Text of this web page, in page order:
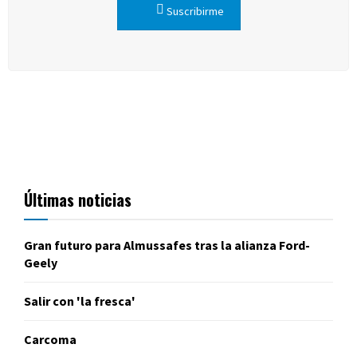
Suscribirme
Últimas noticias
Gran futuro para Almussafes tras la alianza Ford-
Geely
Salir con 'la fresca'
Carcoma